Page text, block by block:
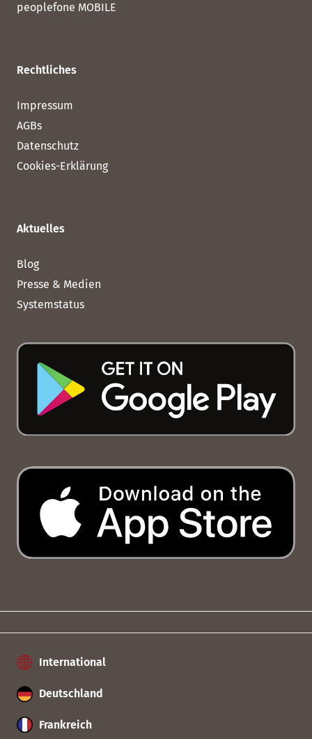
peoplefone MOBILE
Rechtliches
Impressum
AGBs
Datenschutz
Cookies-Erklärung
Aktuelles
Blog
Presse & Medien
Systemstatus
International
Deutschland
Frankreich